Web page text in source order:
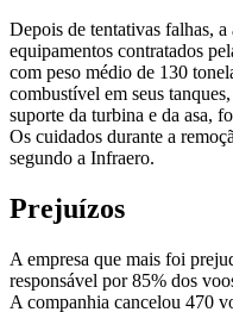
Depois de tentativas falhas,
equipamentos contratados
com peso médio de 130
combustível em seus
suporte da turbina e da asa,
Os cuidados durante a
segundo a Infraero.
Prejuízos
A empresa que mais foi
responsável por 85% dos
A companhia cancelou 470